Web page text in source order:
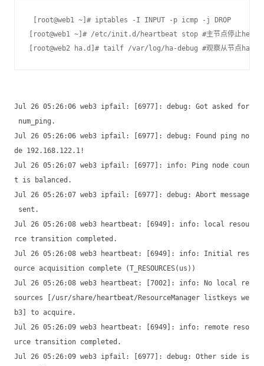
[root@web1 ~]# iptables -I INPUT -p icmp -j DROP
[root@web1 ~]# /etc/init.d/heartbeat stop #主节点停止
[root@web2 ha.d]# tailf /var/log/ha-debug #观察从节点ha-
Jul 26 05:26:06 web3 ipfail: [6977]: debug: Got asked for
num_ping.
Jul 26 05:26:06 web3 ipfail: [6977]: debug: Found ping no
de 192.168.122.1!
Jul 26 05:26:07 web3 ipfail: [6977]: info: Ping node coun
t is balanced.
Jul 26 05:26:07 web3 ipfail: [6977]: debug: Abort message
sent.
Jul 26 05:26:08 web3 heartbeat: [6949]: info: local resou
rce transition completed.
Jul 26 05:26:08 web3 heartbeat: [6949]: info: Initial res
ource acquisition complete (T_RESOURCES(us))
Jul 26 05:26:08 web3 heartbeat: [7002]: info: No local re
sources [/usr/share/heartbeat/ResourceManager listkeys we
b3] to acquire.
Jul 26 05:26:09 web3 heartbeat: [6949]: info: remote reso
urce transition completed.
Jul 26 05:26:09 web3 ipfail: [6977]: debug: Other side is